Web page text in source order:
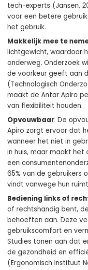
tech-experts (Jansen,
voor een betere
het gebruik.
Makkelijk mee te
lichtgewicht, waardoor
onderweg. Onderzoek
de voorkeur geeft aan
(Technologisch
maakt de Antar Apiro
van flexibiliteit houden.
Opvouwbaar: De
Apiro zorgt ervoor dat
wanneer het niet in
in huis, maar maakt het
een
65% van de gebruikers
vindt vanwege hun
Bediening links of
of rechtshandig bent,
behoeften aan. Deze
gebruikscomfort en
Studies tonen aan dat
de gezondheid en
(Ergonomisch Instituut